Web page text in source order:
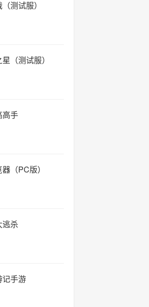
测试服）
（测试服）
高手
（PC版）
杀
记手游